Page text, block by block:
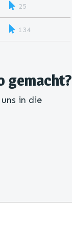
25
134
gemacht?
in die